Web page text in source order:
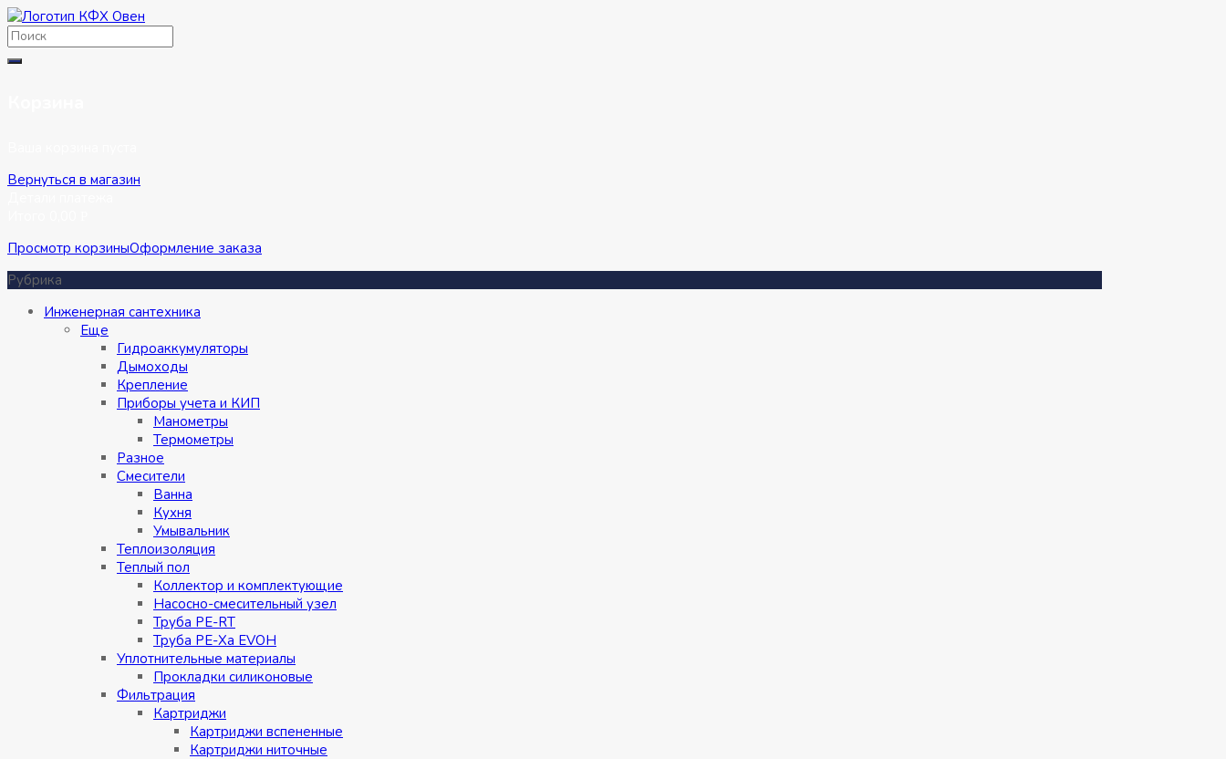
Перейти
к
содержимому
Вернуться в магазин
Просмотр корзиныОформление заказа
Рубрика
Инженерная сантехника
Eще
Гидроаккумуляторы
Дымоходы
Крепление
Приборы учета и КИП
Манометры
Термометры
Разное
Смесители
Ванна
Кухня
Умывальник
Теплоизоляция
Теплый пол
Коллектор и комплектующие
Насосно-смесительный узел
Труба PE-RT
Труба PE-Xa EVOH
Уплотнительные материалы
Прокладки силиконовые
Фильтрация
Картриджи
Картриджи вспененные
Картриджи ниточные